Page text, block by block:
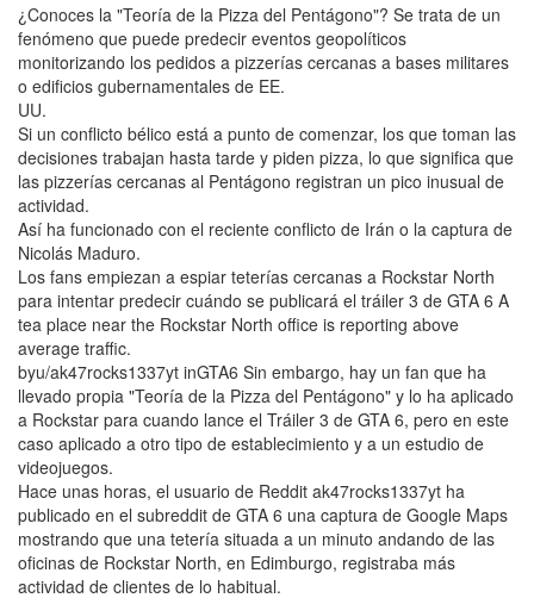
¿Conoces la "Teoría de la Pizza del Pentágono"? Se trata de un
fenómeno que puede predecir eventos geopolíticos
monitorizando los pedidos a pizzerías cercanas a bases militares
o edificios gubernamentales de EE.
UU.
Si un conflicto bélico está a punto de comenzar, los que toman las
decisiones trabajan hasta tarde y piden pizza, lo que significa que
las pizzerías cercanas al Pentágono registran un pico inusual de
actividad.
Así ha funcionado con el reciente conflicto de Irán o la captura de
Nicolás Maduro.
Los fans empiezan a espiar teterías cercanas a Rockstar North
para intentar predecir cuándo se publicará el tráiler 3 de GTA 6 A
tea place near the Rockstar North office is reporting above
average traffic.
byu/ak47rocks1337yt inGTA6 Sin embargo, hay un fan que ha
llevado propia "Teoría de la Pizza del Pentágono" y lo ha aplicado
a Rockstar para cuando lance el Tráiler 3 de GTA 6, pero en este
caso aplicado a otro tipo de establecimiento y a un estudio de
videojuegos.
Hace unas horas, el usuario de Reddit ak47rocks1337yt ha
publicado en el subreddit de GTA 6 una captura de Google Maps
mostrando que una tetería situada a un minuto andando de las
oficinas de Rockstar North, en Edimburgo, registraba más
actividad de clientes de lo habitual.